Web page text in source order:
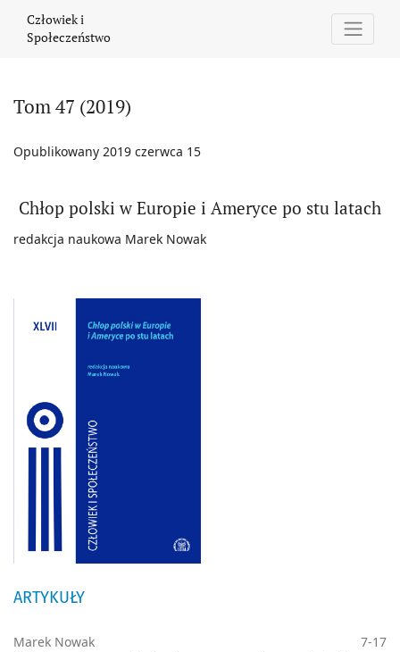
Człowiek i
Społeczeństwo
Tom 47 (2019)
Opublikowany 2019 czerwca 15
Chłop polski w Europie i Ameryce po stu latach
redakcja naukowa Marek Nowak
ARTYKUŁY
Marek Nowak 7-17